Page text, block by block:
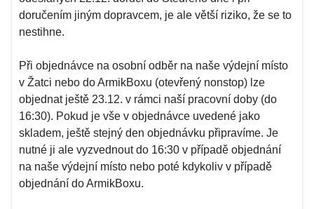
doručením jiným dopravcem, je ale větší riziko, že se to
nestihne.
Při objednávce na osobní odběr na naše výdejní místo
v Žatci nebo do ArmikBoxu (otevřený nonstop) lze
objednat ještě 23.12. v rámci naší pracovní doby (do
16:30). Pokud je vše v objednávce uvedené jako
skladem, ještě stejný den objednávku připravíme. Je
nutné ji ale vyzvednout do 16:30 v případě objednání
na naše výdejní místo nebo poté kdykoliv v případě
objednání do ArmikBoxu.